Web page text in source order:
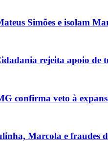
Simões e isolam
rejeita apoio de
confirma veto à
Marcola e fraudes